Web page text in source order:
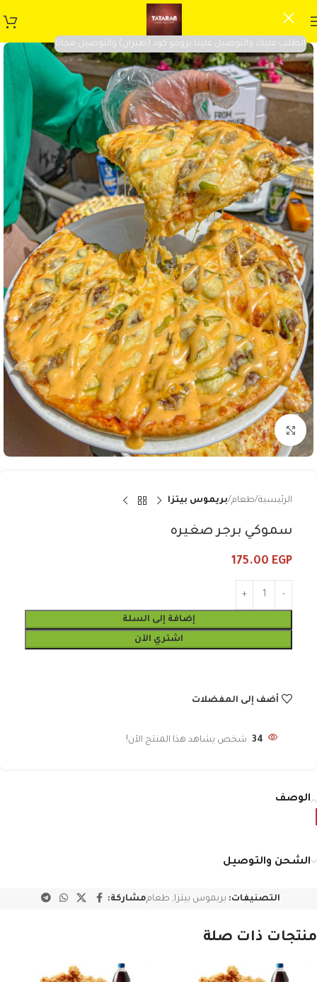
الطلب عليك والتوصيل علينا برومو كود (طيران) والتوصيل مجانا
Click to enlarge
الرئيسية طعام بريموس بيتزا
سموكي برجر صغيره
175.00 EGP
إضافة إلى السلة
اشتري الآن
أضف إلى المفضلات
34 شخص يشاهد هذا المنتج الآن!
الوصف
الشحن والتوصيل
التصنيفات: بريموس بيتزا, طعاممشاركة:
منتجات ذات صلة